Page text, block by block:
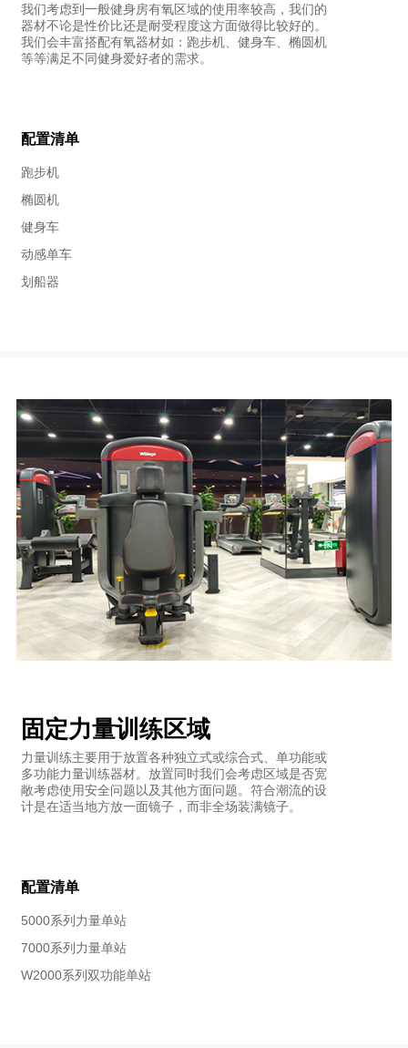
我们考虑到一般健身房有氧区域的使用率较高，我们的
器材不论是性价比还是耐受程度这方面做得比较好的。
我们会丰富搭配有氧器材如：跑步机、健身车、椭圆机
等等满足不同健身爱好者的需求。
配置清单
跑步机
椭圆机
健身车
动感单车
划船器
固定力量训练区域
力量训练主要用于放置各种独立式或综合式、单功能或
多功能力量训练器材。放置同时我们会考虑区域是否宽
敞考虑使用安全问题以及其他方面问题。符合潮流的设
计是在适当地方放一面镜子，而非全场装满镜子。
配置清单
5000系列力量单站
7000系列力量单站
W2000系列双功能单站